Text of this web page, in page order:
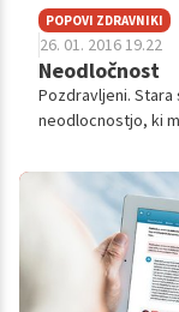
POPOVI ZDRAVNIKI
26. 01. 2016 19.22
Neodločnost
Pozdravljeni. Stara
neodlocnostjo, ki
pa me tepe...